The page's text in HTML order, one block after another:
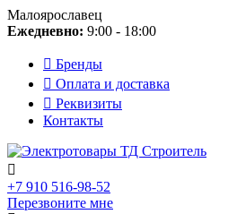
Малоярославец
Ежедневно: 9:00 - 18:00
Бренды
Оплата и доставка
Реквизиты
Контакты
+7 910 516-98-52
Перезвоните мне